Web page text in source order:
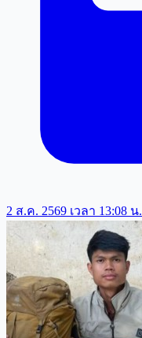
2 ส.ค. 2569 เวลา 13:08 น.